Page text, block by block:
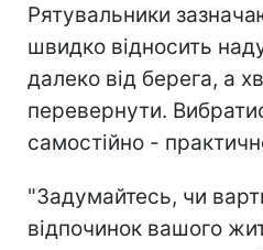
Рятувальники
швидко відносить
далеко від берега, а
перевернути.
самостійно -
"Задумайтесь, чи
відпочинок вашого